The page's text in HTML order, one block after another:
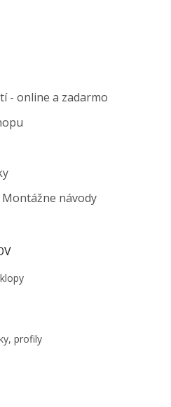
- online a zadarmo
návody
profily